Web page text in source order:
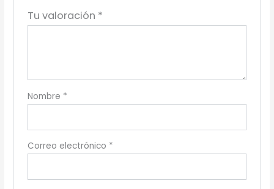
Tu valoración *
Nombre *
Correo electrónico *